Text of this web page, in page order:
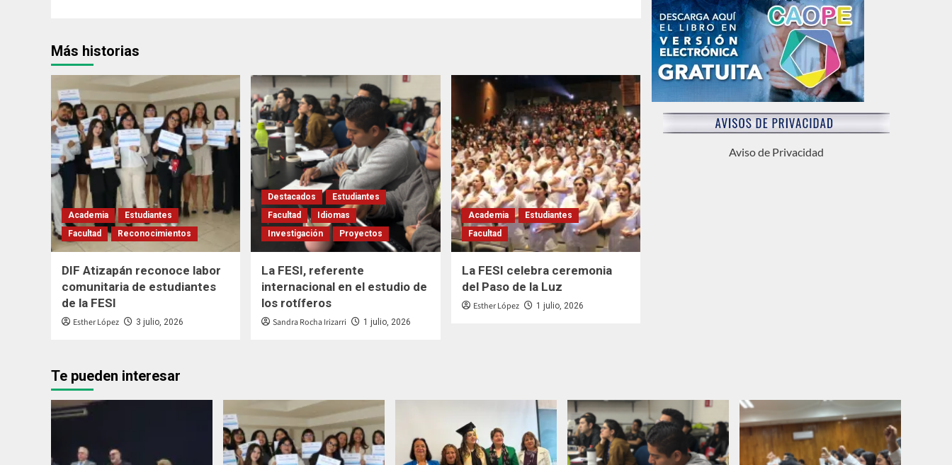
Más historias
Academia
Estudiantes
Facultad
Reconocimientos
DIF Atizapán reconoce labor
comunitaria de estudiantes
de la FESI
Esther López 3 julio, 2026
Destacados
Estudiantes
Facultad
Idiomas
Investigación
Proyectos
La FESI, referente
internacional en el estudio de
los rotíferos
Sandra Rocha Irizarri 1 julio, 2026
Academia
Estudiantes
Facultad
La FESI celebra ceremonia
del Paso de la Luz
Esther López 1 julio, 2026
Aviso de Privacidad
Te pueden interesar